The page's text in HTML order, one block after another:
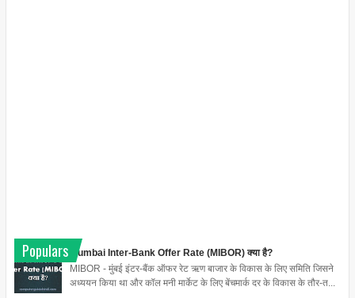
Populars
Mumbai Inter-Bank Offer Rate (MIBOR) क्या है?
MIBOR - मुंबई इंटर-बैंक ऑफर रेट ऋण बाजार के विकास के लिए समिति जिसने
अध्ययन किया था और कॉल मनी मार्केट के लिए बेंचमार्क दर के विकास के तौर-त...